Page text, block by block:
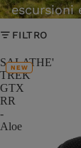
escursioni
FILTRO
SALATHE'
TREK
GTX
RR
-
Aloe
NEW